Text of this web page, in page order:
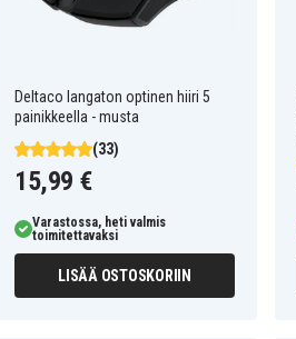
Deltaco langaton optinen hiiri 5
painikkeella - musta
(33)
15,99 €
Varastossa, heti valmis
toimitettavaksi
LISÄÄ OSTOSKORIIN